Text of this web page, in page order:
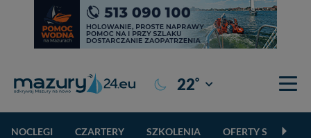
22° Giżycko
NOCLEGI CZARTERY SZKOLENIA OFERTY